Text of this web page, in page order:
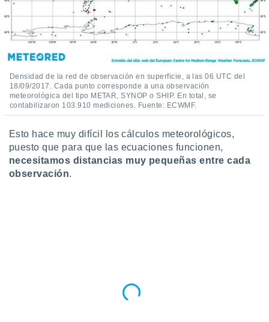
o acceder
datos
utilizar
crear un
uso de
la
contenido
medir el
Densidad de la red de observación en superficie, a las 06 UTC del
18/09/2017. Cada punto corresponde a una observación
meteorológica del tipo METAR, SYNOP o SHIP. En total, se
contabilizaron 103.910 mediciones. Fuente: ECWMF.
Esto hace muy difícil los cálculos meteorológicos,
puesto que para que las ecuaciones funcionen,
necesitamos distancias muy pequeñas entre cada
observación.